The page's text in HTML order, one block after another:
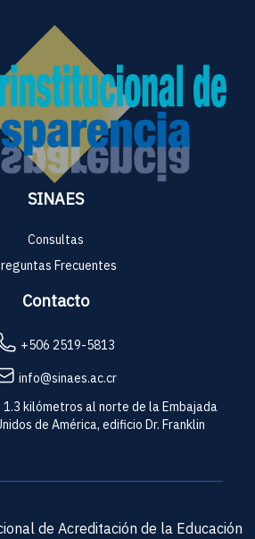
SINAES
Consultas
Frecuentes
Contacto
+506 2519-5813
info@sinaes.ac.cr
1.3 kilómetros al norte de la Embajada
de América, edificio Dr. Franklin
de Acreditación de la Educación